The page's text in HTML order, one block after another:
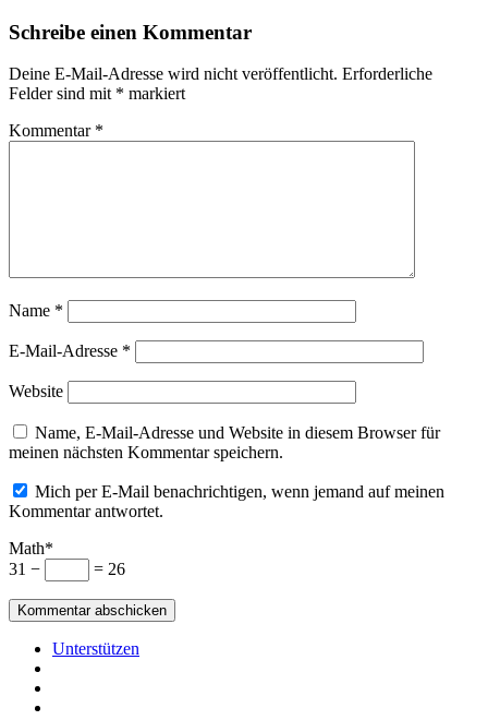
Schreibe einen Kommentar
Deine E-Mail-Adresse wird nicht veröffentlicht. Erforderliche
Felder sind mit * markiert
Kommentar *
Name *
E-Mail-Adresse *
Website
Name, E-Mail-Adresse und Website in diesem Browser für
meinen nächsten Kommentar speichern.
Mich per E-Mail benachrichtigen, wenn jemand auf meinen
Kommentar antwortet.
Math*
31 −
= 26
Unterstützen